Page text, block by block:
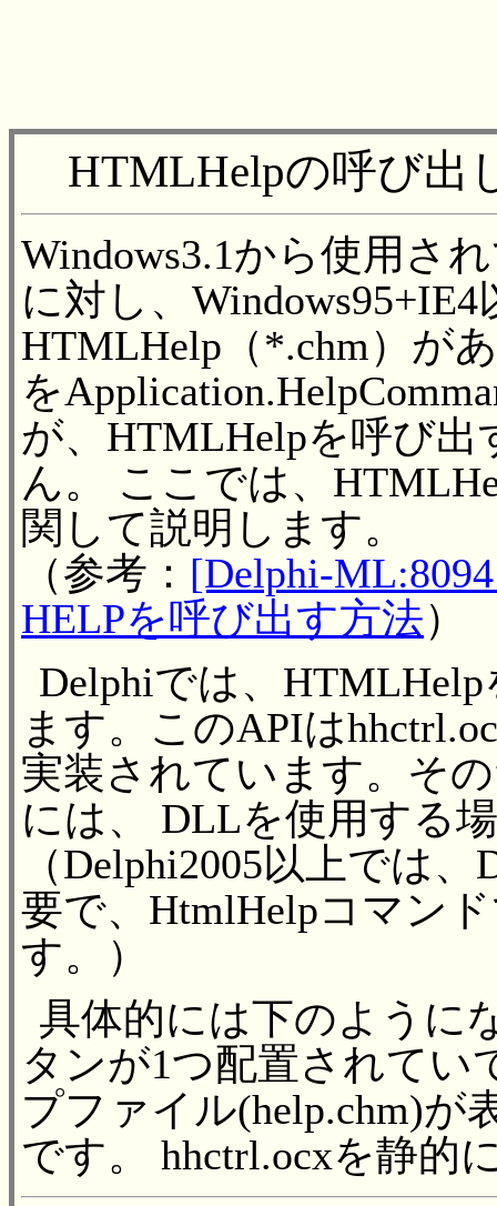
HTMLHelpの呼び出
Windows3.1から使用さ
に対し、
HTMLHelp（*.chm）が
を
が、HTMLHelpを呼び
ん。 ここでは、
関して説明します。
（参考： [Delphi-
HELPを呼び出す方法）
Delphiでは、
ます。このAPIは
実装されています。そ
には、 DLLを使用する
（Delphi2005以上では
要で、HtmlHelpコマン
す。）
具体的には下のように
タンが1つ配置されてい
プファイル(help.chm)が
です。 hhctrl.ocxを静的